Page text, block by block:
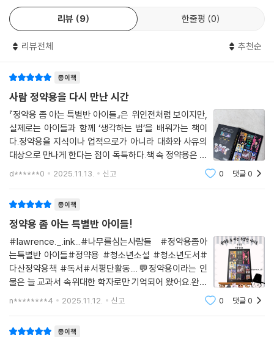
독창적인 보고서를 썼고, 작가에게 이 보고서를 고쳐 달라는 의뢰를 하러
왔다는 것이다.
는 선생이 놓고 간 원고를 검토하고 다듬는다. 그런 다음, 보고서에 빠진 최
예상치 못한 결말을 맞닥뜨리게 된다.
이뿐만 아니라 뒷부분에 깜짝 놀랄 만한 반전을 배치해 독자들의 호기심을
한껏 북돋는다. 도대체 국어 선생은 왜 작가를 찾아왔고, 이들은 어떤 실수
를 저질렀으며, 이 책의 작가는 과연 누구인 걸까?
개성 넘치는 다섯 명의 캐릭터
명의 아이들을 모아 정약용 특별반을 만들라는 지시를 내린다. 선생은 50
0쪽이 넘는 정약용 자료집을 만들고, 아이들은 이 자료집을 샅샅이 뒤져
자신이 관심 있는 정약용의 실수를 찾아 서로 토론하며 보고서를 만들어
나간다.
자기 실수에는 관대하면서 남의 실수는 보아 넘기지 못하는 ‘까마귀’, 마음
이 이끄는 대로 무모하게 돌진하는 ‘나무늘보’, 떠오르는 생각을 잠시도 참
지 않고 바로바로 떠들어 대는 산만한 ‘토끼’, 뒷자리에 앉아 남을 깔보며
잘난 척하는 ‘하이에나’, 조용하고 우울한 ‘올빼미’까지 다섯 명의 아이들이
이의 성격을 빼닮아 그들이 무슨 실수를 했는지 유추할 수 있게 한다.
리뷰 9 한줄평 0
리뷰전체 추천순
종이책
사람 정약용을 다시 만난 시간
『정약용 좀 아는 특별반 아이들』은 위인전처럼 보이지만,
실제로는 아이들과 함께 ‘생각하는 법’을 배워가는 책이
다.정약용을 지식이나 업적으로가 아니라 대화와 사유의
대상으로 만나게 한다는 점이 독특하다.책 속 정약용은 완
벽한 실학자가 아니다.실수하고, 후회하고, 다시 반성하
d******0 2025.11.13. 신고 0 댓글0
종이책
정약용 좀 아는 특별반 아이들!
#lawrence._.ink...#나무를심는사람들 #정약용좀아
는특별반 아이들#정약용 #청소년소설 #청소년도서#
다산정약용책 #독서#서평단활동....💬정약용이라는 인
물은 늘 교과서 속위대한 학자로만 기억되어 왔어요.완벽
하고 멀게 느껴지는 정약용을,우리와 비슷한 시선으로 새
n********4 2025.11.12. 신고 0 댓글0
종이책